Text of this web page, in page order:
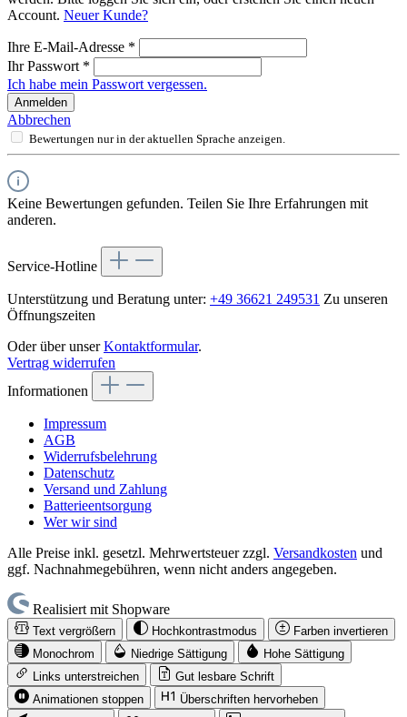
Account. Neuer Kunde?
Ihre E-Mail-Adresse *
Ihr Passwort *
Ich habe mein Passwort vergessen.
Anmelden
Abbrechen
Bewertungen nur in der aktuellen Sprache anzeigen.
Keine Bewertungen gefunden. Teilen Sie Ihre Erfahrungen mit
anderen.
Service-Hotline
Unterstützung und Beratung unter: +49 36621 249531 Zu unseren
Öffnungszeiten
Oder über unserKontaktformular.
Vertrag widerrufen
Informationen
Impressum
AGB
Widerrufsbelehrung
Datenschutz
Versand und Zahlung
Batterieentsorgung
Wer wir sind
Alle Preise inkl. gesetzl. Mehrwertsteuer zzgl. Versandkosten und
ggf. Nachnahmegebühren, wenn nicht anders angegeben.
Realisiert mit Shopware
Text vergrößern Hochkontrastmodus
Farben invertieren
Monochrom
Niedrige Sättigung
Hohe Sättigung
Links unterstreichen
Gut lesbare Schrift
Animationen stoppen
Überschriften hervorheben